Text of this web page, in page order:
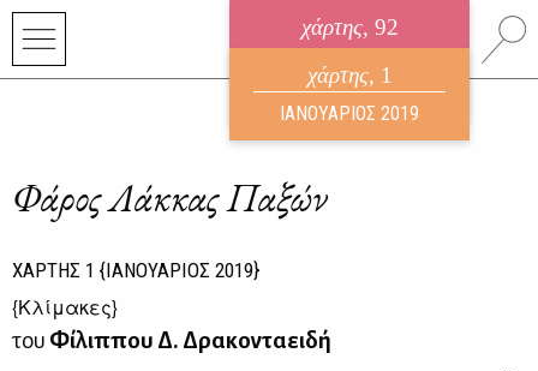
χάρτης, 92
ηλεκτρονικό περιοδικό
ΑΥΓΟΥΣΤΟΣ 2026
χάρτης, 1
ΙΑΝΟΥΑΡΙΟΣ 2019
Φάρος Λάκκας Παξών
ΧΑΡΤΗΣ 1 {ΙΑΝΟΥΑΡΙΟΣ 2019}
{Κλίμακες}
του Φίλιππου Δ. Δρακονταειδή